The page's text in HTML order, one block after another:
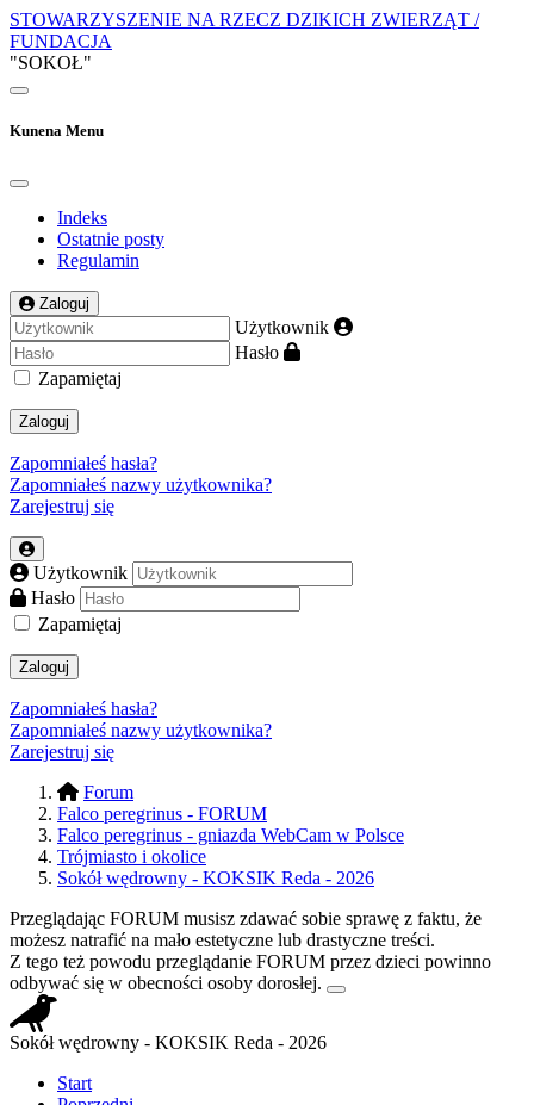
STOWARZYSZENIE NA RZECZ DZIKICH ZWIERZĄT /
FUNDACJA
"SOKOŁ"
Kunena Menu
Indeks
Ostatnie posty
Regulamin
Zaloguj
Użytkownik
Hasło
Zapamiętaj
Zaloguj
Zapomniałeś hasła?
Zapomniałeś nazwy użytkownika?
Zarejestruj się
Użytkownik
Hasło
Zapamiętaj
Zaloguj
Zapomniałeś hasła?
Zapomniałeś nazwy użytkownika?
Zarejestruj się
Forum
Falco peregrinus - FORUM
Falco peregrinus - gniazda WebCam w Polsce
Trójmiasto i okolice
Sokół wędrowny - KOKSIK Reda - 2026
Przeglądając FORUM musisz zdawać sobie sprawę z faktu, że
możesz natrafić na mało estetyczne lub drastyczne treści.
Z tego też powodu przeglądanie FORUM przez dzieci powinno
odbywać się w obecności osoby dorosłej.
Sokół wędrowny - KOKSIK Reda - 2026
Start